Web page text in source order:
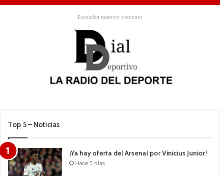
Escucha nuestro podcast
Top 5 – Noticias
¡Ya hay oferta del Arsenal por Vinicius Junior!
Hace 5 días